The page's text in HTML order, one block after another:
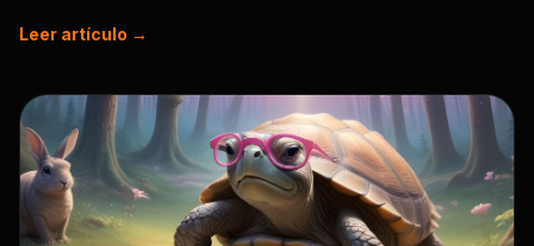
Leer artículo →